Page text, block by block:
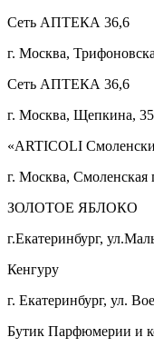
Сеть АПТЕКА 36,6
г. Москва,
Сеть АПТЕКА 36,6
г. Москва, Щепкина,
«ARTICOLI
г. Москва, Смоленская
ЗОЛОТОЕ ЯБЛОКО
г.Екатеринбург,
Кенгуру
г. Екатеринбург, ул.
Бутик Парфюмерии и